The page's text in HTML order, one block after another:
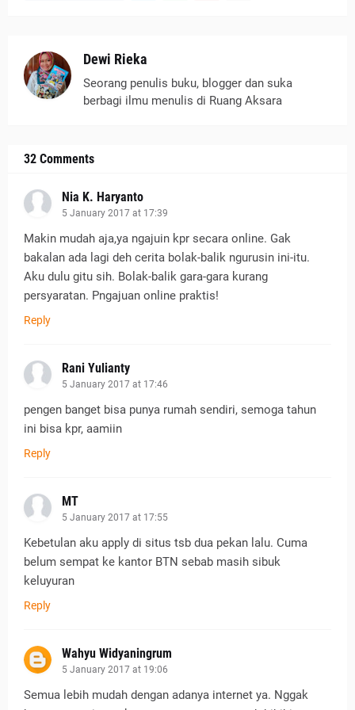
Dewi Rieka
Seorang penulis buku, blogger dan suka
berbagi ilmu menulis di Ruang Aksara
32 Comments
Nia K. Haryanto
5 January 2017 at 17:39
Makin mudah aja,ya ngajuin kpr secara online. Gak
bakalan ada lagi deh cerita bolak-balik ngurusin ini-itu.
Aku dulu gitu sih. Bolak-balik gara-gara kurang
persyaratan. Pngajuan online praktis!
Reply
Rani Yulianty
5 January 2017 at 17:46
pengen banget bisa punya rumah sendiri, semoga tahun
ini bisa kpr, aamiin
Reply
MT
5 January 2017 at 17:55
Kebetulan aku apply di situs tsb dua pekan lalu. Cuma
belum sempat ke kantor BTN sebab masih sibuk
keluyuran
Reply
Wahyu Widyaningrum
5 January 2017 at 19:06
Semua lebih mudah dengan adanya internet ya. Nggak